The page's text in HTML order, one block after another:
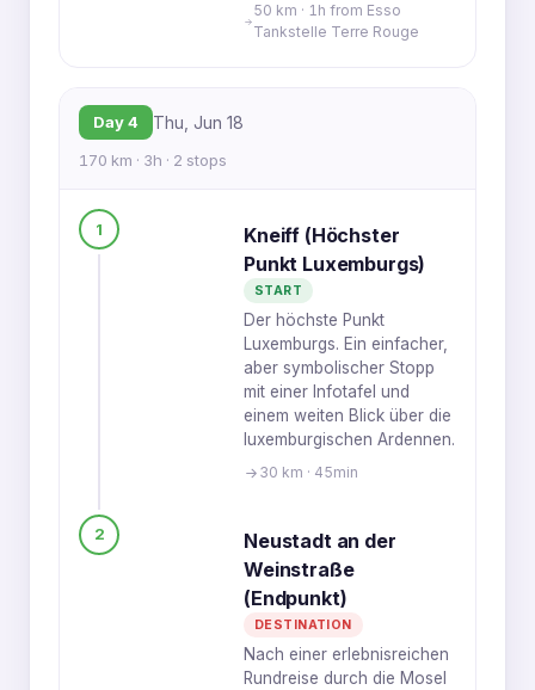
50 km · 1h from Esso
Tankstelle Terre Rouge
Day 4 Thu, Jun 18
170 km · 3h · 2 stops
1
Kneiff (Höchster
Punkt Luxemburgs)
START
Der höchste Punkt
Luxemburgs. Ein einfacher,
aber symbolischer Stopp
mit einer Infotafel und
einem weiten Blick über die
luxemburgischen Ardennen.
30 km · 45min
2
Neustadt an der
Weinstraße
(Endpunkt)
DESTINATION
Nach einer erlebnisreichen
Rundreise durch die Mosel